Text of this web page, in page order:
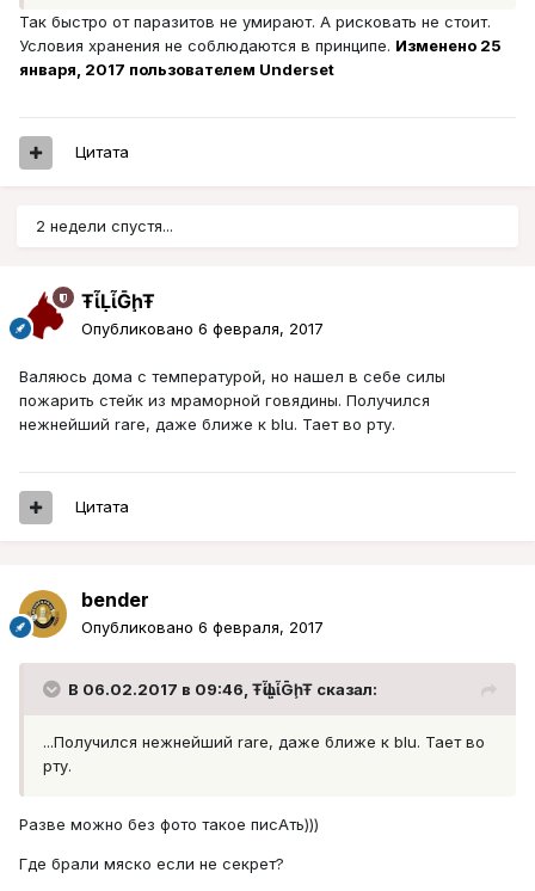
Так быстро от паразитов не умирают. А рисковать не стоит.
Условия хранения не соблюдаются в принципе. Изменено 25
января, 2017 пользователем Underset
Цитата
2 недели спустя...
ŦᾡἷḶἷḠḩŦ
Опубликовано 6 февраля, 2017
Валяюсь дома с температурой, но нашел в себе силы
пожарить стейк из мраморной говядины. Получился
нежнейший rare, даже ближе к blu. Тает во рту.
Цитата
bender
Опубликовано 6 февраля, 2017
В 06.02.2017 в 09:46, ŦᾡἷḶἷḠḩŦ сказал:
...Получился нежнейший rare, даже ближе к blu. Тает во
рту.
Разве можно без фото такое писАть)))
Где брали мяско если не секрет?